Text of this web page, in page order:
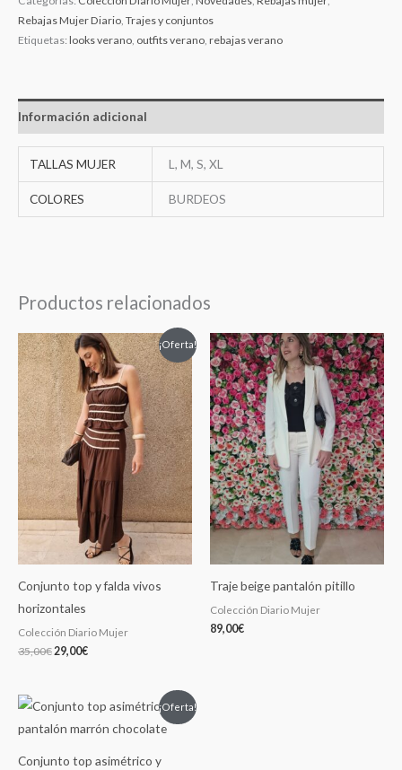
Rebajas Mujer Diario Trajes y conjuntos
Etiquetas: looks verano outfits verano rebajas verano
Información adicional
TALLAS MUJER L, M, S, XL
COLORES BURDEOS
Productos relacionados
¡Oferta!
Conjunto top y falda vivos
horizontales
Colección Diario Mujer
35,00€
El
precio
original
era:
35,00€.
29,00€
El
precio
actual
es:
29,00€.
Traje beige pantalón pitillo
Colección Diario Mujer
89,00€
¡Oferta!
Conjunto top asimétrico y
El
precio
original
39,00€.
El
precio
actual
29,00€.